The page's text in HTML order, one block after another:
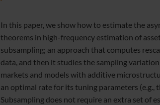
In this paper, we show how to estimate the
theorems in high-frequency estimation of
subsampling; an approach that computes
data, and then it studies the sampling
markets and models with additive
an optimal rate for its tuning parameters (e.g.,
Subsampling does not require an extra set of